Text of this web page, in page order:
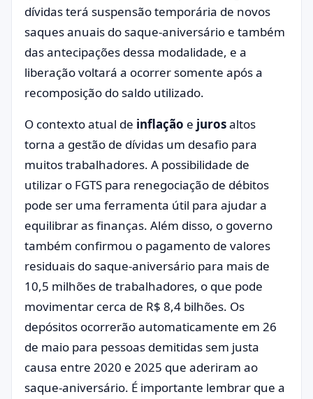
dívidas terá suspensão temporária de novos
saques anuais do saque-aniversário e também
das antecipações dessa modalidade, e a
liberação voltará a ocorrer somente após a
recomposição do saldo utilizado.
O contexto atual de inflação e jurosaltos
torna a gestão de dívidas um desafio para
muitos trabalhadores. A possibilidade de
utilizar o FGTS para renegociação de débitos
pode ser uma ferramenta útil para ajudar a
equilibrar as finanças. Além disso, o governo
também confirmou o pagamento de valores
residuais do saque-aniversário para mais de
10,5 milhões de trabalhadores, o que pode
movimentar cerca de R$ 8,4 bilhões. Os
depósitos ocorrerão automaticamente em 26
de maio para pessoas demitidas sem justa
causa entre 2020 e 2025 que aderiram ao
saque-aniversário. É importante lembrar que a